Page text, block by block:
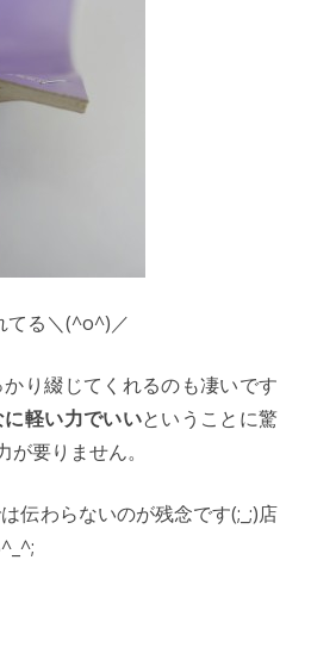
てる＼(^o^)／
り綴じてくれるのも凄いです
に軽い力でいいということに驚
要りません。
伝わらないのが残念です(;_;)店